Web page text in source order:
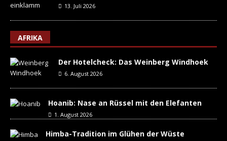
13. Juli 2026
AFRIKA
Der Hotelcheck: Das Weinberg Windhoek
6. August 2026
Hoanib: Nase an Rüssel mit den Elefanten
1. August 2026
Himba-Tradition im Glühen der Wüste